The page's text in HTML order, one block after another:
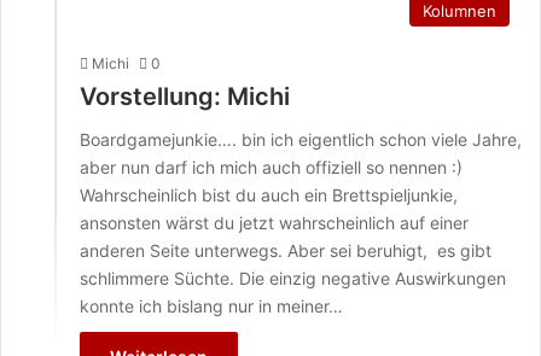
Kolumnen
Michi 0
Vorstellung: Michi
Boardgamejunkie…. bin ich eigentlich schon viele Jahre,
aber nun darf ich mich auch offiziell so nennen :)
Wahrscheinlich bist du auch ein Brettspieljunkie,
ansonsten wärst du jetzt wahrscheinlich auf einer
anderen Seite unterwegs. Aber sei beruhigt, es gibt
schlimmere Süchte. Die einzig negative Auswirkungen
konnte ich bislang nur in meiner…